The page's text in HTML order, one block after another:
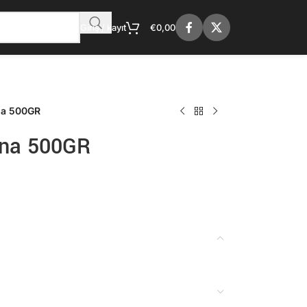
Giriş / kayıt €0,00
500GR
500GR